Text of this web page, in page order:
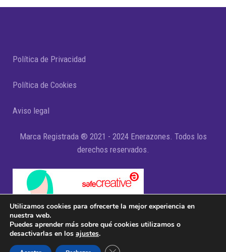
Política de Privacidad
Política de Cookies
Aviso legal
Marca Registrada ® 2021 - 2024 Enerazones. Todos los
derechos reservados.
Utilizamos cookies para ofrecerte la mejor experiencia en
nuestra web.
Puedes aprender más sobre qué cookies utilizamos o
desactivarlas en los ajustes.